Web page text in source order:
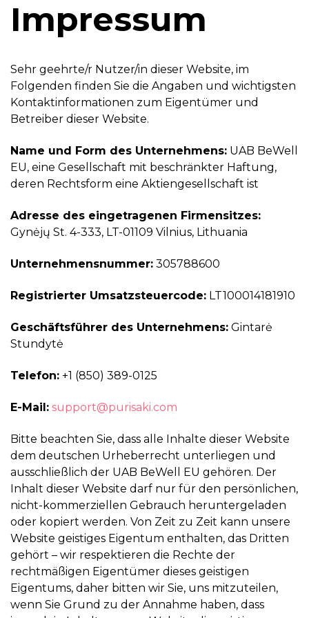
Impressum
Sehr geehrte/r Nutzer/in dieser Website, im
Folgenden finden Sie die Angaben und wichtigsten
Kontaktinformationen zum Eigentümer und
Betreiber dieser Website.
Name und Form des Unternehmens: UAB BeWell
EU, eine Gesellschaft mit beschränkter Haftung,
deren Rechtsform eine Aktiengesellschaft ist
Adresse des eingetragenen Firmensitzes:
Gynėjų St. 4-333, LT-01109 Vilnius, Lithuania
Unternehmensnummer: 305788600
Registrierter Umsatzsteuercode: LT100014181910
Geschäftsführer des Unternehmens: Gintarė
Stundytė
Telefon: +1 (850) 389-0125
E-Mail: support@purisaki.com
Bitte beachten Sie, dass alle Inhalte dieser Website
dem deutschen Urheberrecht unterliegen und
ausschließlich der UAB BeWell EU gehören. Der
Inhalt dieser Website darf nur für den persönlichen,
nicht-kommerziellen Gebrauch heruntergeladen
oder kopiert werden. Von Zeit zu Zeit kann unsere
Website geistiges Eigentum enthalten, das Dritten
gehört – wir respektieren die Rechte der
rechtmäßigen Eigentümer dieses geistigen
Eigentums, daher bitten wir Sie, uns mitzuteilen,
wenn Sie Grund zu der Annahme haben, dass